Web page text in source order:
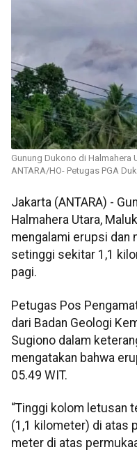
Gunung Dukono di Halmahera
ANTARA/HO- Petugas PGA
Jakarta (ANTARA) -
Halmahera Utara,
mengalami erupsi dan
setinggi sekitar 1,1
pagi.
Petugas Pos
dari Badan Geologi
Sugiono dalam
mengatakan bahwa
05.49 WIT.
“Tinggi kolom letusan
(1,1 kilometer) di atas
meter di atas